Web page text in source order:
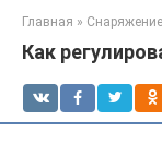
Главная » Снаряжение
Как